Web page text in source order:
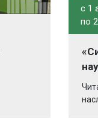
c 1
по